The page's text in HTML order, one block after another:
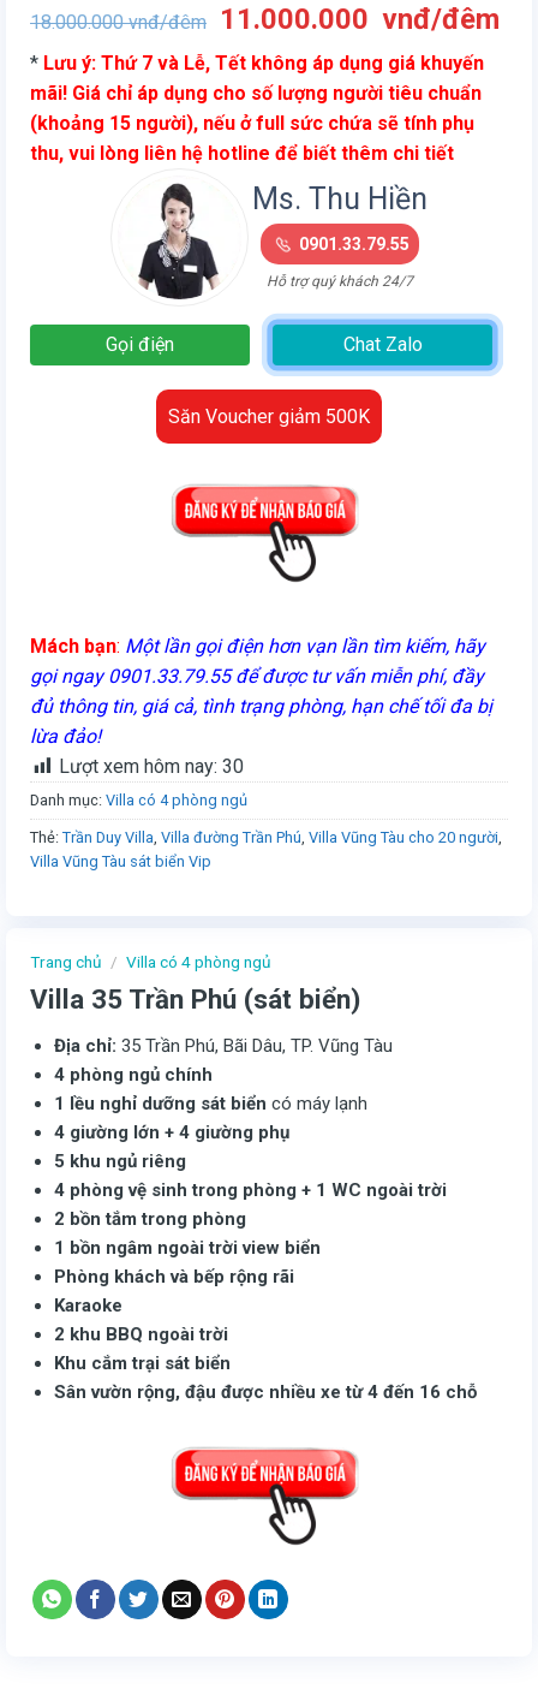
Trang chủ / Villa có 4 phòng ngủ
Villa 35 Trần Phú (sát biển)
Địa chỉ: 35 Trần Phú, Bãi Dâu, TP. Vũng Tàu
4 phòng ngủ chính
1 lều nghỉ dưỡng sát biển có máy lạnh
4 giường lớn + 4 giường phụ
5 khu ngủ riêng
4 phòng vệ sinh trong phòng + 1 WC ngoài trời
2 bồn tắm trong phòng
1 bồn ngâm ngoài trời view biển
Phòng khách và bếp rộng rãi
Karaoke
2 khu BBQ ngoài trời
Khu cắm trại sát biển
Sân vườn rộng, đậu được nhiều xe từ 4 đến 16 chỗ
18.000.000vnđ/đêm
Giá
gốc
là:
18.000.000
vnđ/
đêm.
11.000.000 vnđ/đêm
* Lưu ý: Thứ 7 và Lễ, Tết không áp dụng giá khuyến
mãi! Giá chỉ áp dụng cho số lượng người tiêu chuẩn
(khoảng 15 người), nếu ở full sức chứa sẽ tính phụ
thu, vui lòng liên hệ hotline để biết thêm chi tiết
Ms. Thu Hiền
0901.33.79.55
Hỗ trợ quý khách 24/7
Gọi điện Chat Zalo
Săn Voucher giảm 500K
Mách bạn: Một lần gọi điện hơn vạn lần tìm kiếm, hãy
gọi ngay 0901.33.79.55 để được tư vấn miễn phí, đầy
đủ thông tin, giá cả, tình trạng phòng, hạn chế tối đa bị
lừa đảo!
Lượt xem hôm nay: 30
Danh mục: Villa có 4 phòng ngủ
Thẻ: Trần Duy Villa, Villa đường Trần Phú, Villa Vũng Tàu cho 20 người,
Villa Vũng Tàu sát biển Vip